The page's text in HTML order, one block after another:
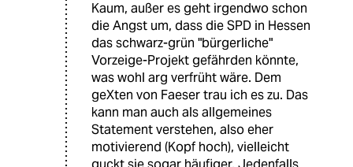
Kaum, außer es geht irgendwo schon
die Angst um, dass die SPD in Hessen
das schwarz-grün "bürgerliche"
Vorzeige-Projekt gefährden könnte,
was wohl arg verfrüht wäre. Dem
geXten von Faeser trau ich es zu. Das
kann man auch als allgemeines
Statement verstehen, also eher
motivierend (Kopf hoch), vielleicht